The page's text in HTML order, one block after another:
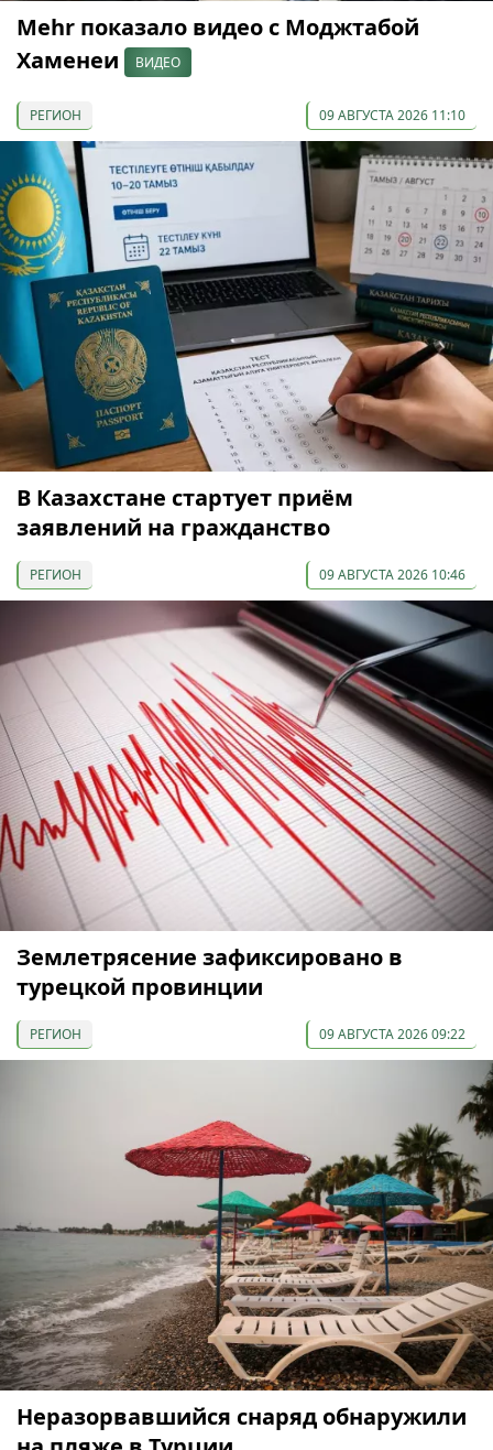
Mehr показало видео с Моджтабой
Хаменеи
ВИДЕО
РЕГИОН 09 АВГУСТА 2026 11:10
В Казахстане стартует приём
заявлений на гражданство
РЕГИОН 09 АВГУСТА 2026 10:46
Землетрясение зафиксировано в
турецкой провинции
РЕГИОН 09 АВГУСТА 2026 09:22
Неразорвавшийся снаряд обнаружили